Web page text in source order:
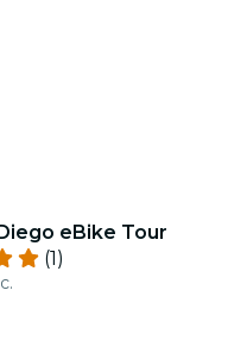
eBike Tour
(1)